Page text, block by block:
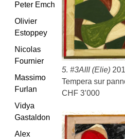
5. #3AIII (Elie)
Tempera sur
CHF 3’000
Peter Emch
Olivier
Estoppey
Nicolas
Fournier
Massimo
Furlan
Vidya
Gastaldon
Alex